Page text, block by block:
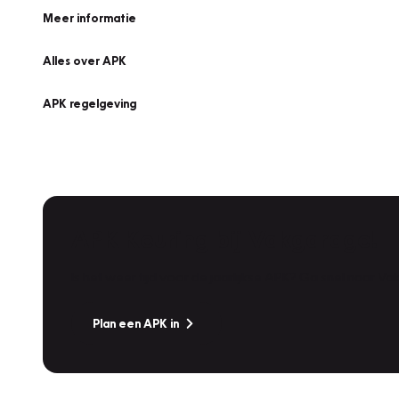
Meer informatie
Alles over APK
APK regelgeving
Plan een APK in